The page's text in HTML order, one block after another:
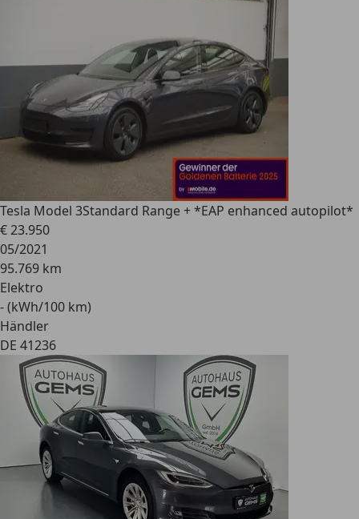
Tesla Model 3Standard Range + *EAP enhanced autopilot*
€ 23.950
05/2021
95.769 km
Elektro
- (kWh/100 km)
Händler
DE 41236